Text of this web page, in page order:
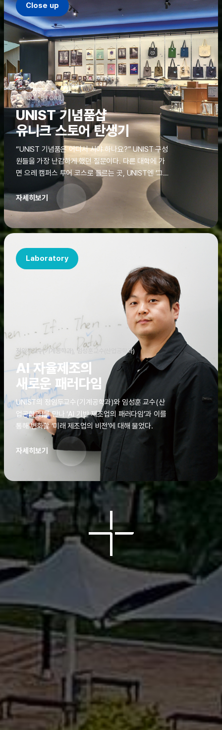
Close up
UNIQUE STORE
UNIST 기념품샵
유니크 스토어 탄생기
“UNIST 기념품은 어디서 사야 하나요?” UNIST 구성
원들을 가장 난감하게 했던 질문이다. 다른 대학에 가
면 으레 캠퍼스 투어 코스로 들르는 곳, UNIST엔 ‘그
것’이 없었다. 학교 탐방을 왔던 고등학생도, 자녀를 방
문하러 온 학부모도 빈손으로 돌려보내야 했던 아쉬움
을 달래줄 공간이 ‘유니크 스토어(UNIQUE
STORE)’라는 이름으로 지난해 11월 문을 열었다.
자세히보기
Laboratory
정임두교수(기계공학과), 임성훈교수(산업공학과)
AI 자율제조의
새로운 패러다임
UNIST의 정임두교수(기계공학과)와 임성훈 교수(산
업공학과)를 만나 ‘AI 기반 제조업의 패러다임’과 이를
통해 변화할 ‘미래 제조업의 비전’에 대해 물었다.
자세히보기